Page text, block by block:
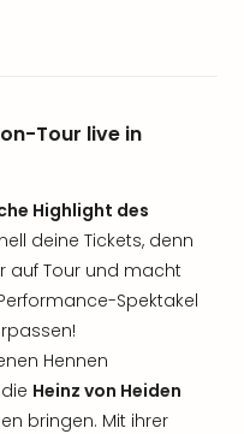
Tour live in
Highlight des
deine Tickets, denn
auf Tour und macht
Spektakel
Hennen
Heinz von Heiden
bringen. Mit ihrer